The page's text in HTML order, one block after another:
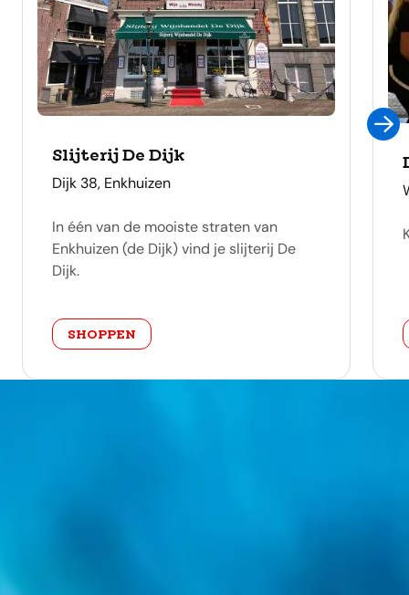
Slijterij De Dijk
adres
Dijk 38, Enkhuizen
In één van de mooiste straten van
Enkhuizen (de Dijk) vind je slijterij De
Dijk.
categorie
SHOPPEN